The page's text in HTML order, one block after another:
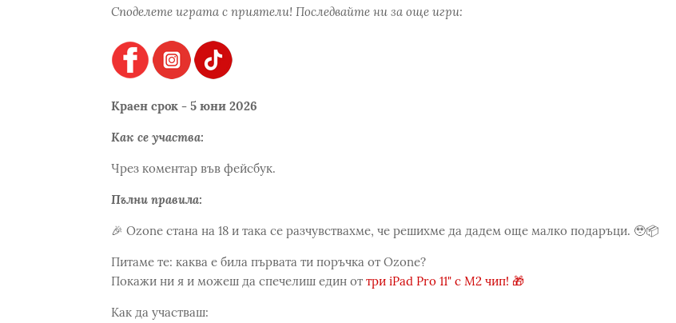
Споделете играта с приятели! Последвайте ни за още игри:
Краен срок - 5 юни 2026
Как се участва:
Чрез коментар във фейсбук.
Пълни правила:
🎉 Ozone стана на 18 и така се разчувствахме, че решихме да дадем още малко подаръци. 🥹📦
Питаме те: каква е била първата ти поръчка от Ozone?
Покажи ни я и можеш да спечелиш един от три iPad Pro 11" с M2 чип! 🎁
Как да участваш: